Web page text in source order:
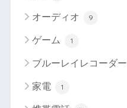
オーディオ 9
ゲーム 1
ブルーレイレコーダー
家電 1